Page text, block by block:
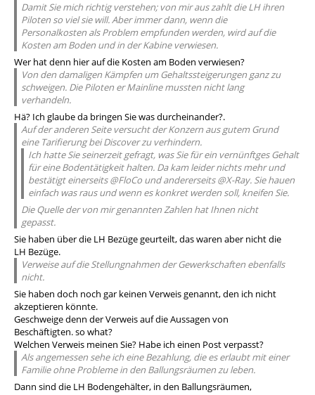
Damit Sie mich richtig verstehen; von mir aus zahlt die LH ihren
Piloten so viel sie will. Aber immer dann, wenn die
Personalkosten als Problem empfunden werden, wird auf die
Kosten am Boden und in der Kabine verwiesen.
Wer hat denn hier auf die Kosten am Boden verwiesen?
Von den damaligen Kämpfen um Gehaltssteigerungen ganz zu
schweigen. Die Piloten er Mainline mussten nicht lang
verhandeln.
Hä? Ich glaube da bringen Sie was durcheinander?.
Auf der anderen Seite versucht der Konzern aus gutem Grund
eine Tarifierung bei Discover zu verhindern.
Ich hatte Sie seinerzeit gefragt, was Sie für ein vernünftges Gehalt
für eine Bodentätigkeit halten. Da kam leider nichts mehr und
bestätigt einerseits @FloCo und andererseits @X-Ray. Sie hauen
einfach was raus und wenn es konkret werden soll, kneifen Sie.
Die Quelle der von mir genannten Zahlen hat Ihnen nicht
gepasst.
Sie haben über die LH Bezüge geurteilt, das waren aber nicht die
LH Bezüge.
Verweise auf die Stellungnahmen der Gewerkschaften ebenfalls
nicht.
Sie haben doch noch gar keinen Verweis genannt, den ich nicht
akzeptieren könnte.
Geschweige denn der Verweis auf die Aussagen von
Beschäftigten. so what?
Welchen Verweis meinen Sie? Habe ich einen Post verpasst?
Als angemessen sehe ich eine Bezahlung, die es erlaubt mit einer
Familie ohne Probleme in den Ballungsräumen zu leben.
Dann sind die LH Bodengehälter, in den Ballungsräumen,